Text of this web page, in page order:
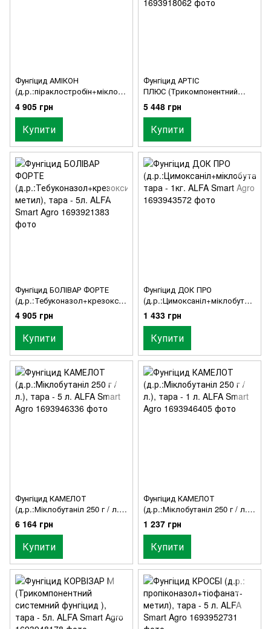
Фунгіцид АМІКОН
(д.р.:піраклостробін+міклобу
таніл), тара - 5л. ALFA Smart
Agro
4 905 грн
Купити
Фунгіцид АРТІС
ПЛЮС (Трикомпонентний
контактно-системний), тара
-5 л ALFA Smart Agro
5 448 грн
Купити
Фунгіцид БОЛІВАР ФОРТЕ
(д.р.:Тебуконазол+крезокси
м-метил), тара - 5л. ALFA
Smart Agro
4 905 грн
Купити
Фунгіцид ДОК ПРО
(д.р.:Цимоксаніл+міклобутані
л), тара - 1кг. ALFA Smart
Agro
1 433 грн
Купити
Фунгіцид КАМЕЛОТ
(д.р.:Міклобутаніл 250 г / л.),
тара - 5 л. ALFA Smart Agro
6 164 грн
Купити
Фунгіцид КАМЕЛОТ
(д.р.:Міклобутаніл 250 г / л.),
тара - 1 л. ALFA Smart Agro
1 237 грн
Купити